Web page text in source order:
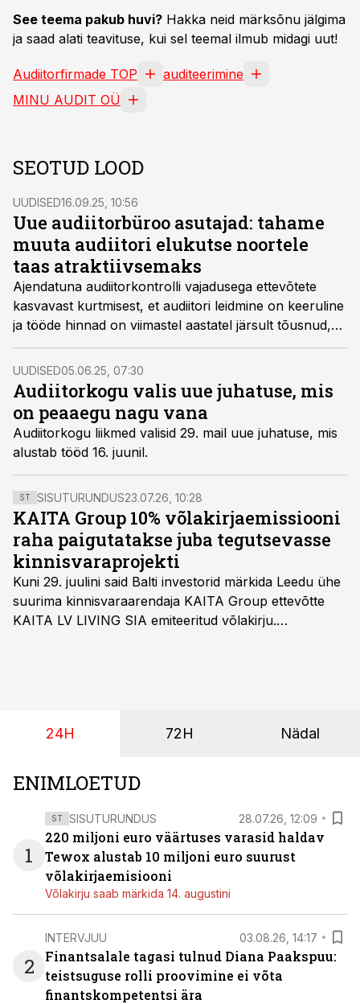
See teema pakub huvi? Hakka neid märksõnu jälgima
ja saad alati teavituse, kui sel teemal ilmub midagi uut!
Audiitorfirmade TOP
auditeerimine
MINU AUDIT OÜ
SEOTUD LOOD
UUDISED16.09.25, 10:56
Uue audiitorbüroo asutajad: tahame
muuta audiitori elukutse noortele
taas atraktiivsemaks
Ajendatuna audiitorkontrolli vajadusega ettevõtete
kasvavast kurtmisest, et audiitori leidmine on keeruline
ja tööde hinnad on viimastel aastatel järsult tõusnud,
otsustasid endine Deloitte Eesti audiitor Merli Oago
ning eri ettevõtete finantsjuhtimise ja samuti Deloitte
kogemusega Liisa Maata asutada uue audiitorbüroo
Lumera Audit.
UUDISED05.06.25, 07:30
Audiitorkogu valis uue juhatuse, mis
on peaaegu nagu vana
Audiitorkogu liikmed valisid 29. mail uue juhatuse, mis
alustab tööd 16. juunil.
ST SISUTURUNDUS23.07.26, 10:28
KAITA Group 10% võlakirjaemissiooni
raha paigutatakse juba tegutsevasse
kinnisvaraprojekti
Kuni 29. juulini said Balti investorid märkida Leedu ühe
suurima kinnisvaraarendaja KAITA Group ettevõtte
KAITA LV LIVING SIA emiteeritud võlakirju.
24H 72H Nädal
ENIMLOETUD
1
ST SISUTURUNDUS 28.07.26, 12:09
220 miljoni euro väärtuses varasid haldav
Tewox alustab 10 miljoni euro suurust
võlakirjaemisiooni
Võlakirju saab märkida 14. augustini
2
INTERVJUU 03.08.26, 14:17
Finantsalale tagasi tulnud Diana Paakspuu:
teistsuguse rolli proovimine ei võta
finantskompetentsi ära